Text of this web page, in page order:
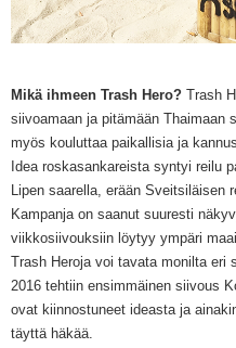
Mikä ihmeen Trash Hero? Trash
siivoamaan ja pitämään Thaimaan
myös kouluttaa paikallisia ja
Idea roskasankareista syntyi reilu
Lipen saarella, erään Sveitsiläisen
Kampanja on saanut suuresti
viikkosiivouksiin löytyy ympäri
Trash Heroja voi tavata monilta eri
2016 tehtiin ensimmäinen siivous
ovat kiinnostuneet ideasta ja
täyttä häkää.